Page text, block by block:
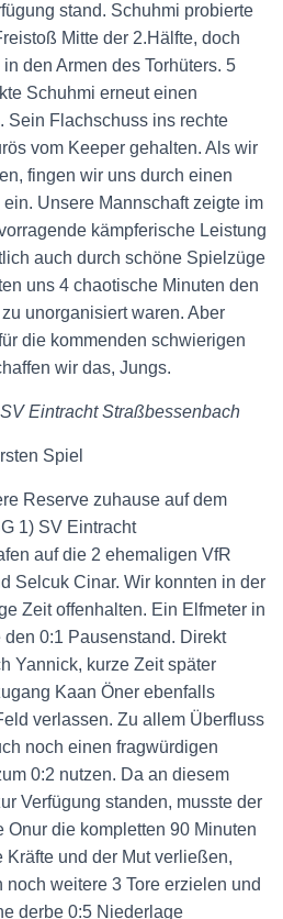
stand. Schuhmi probierte
Mitte der 2.Hälfte, doch
den Armen des Torhüters. 5
Schuhmi erneut einen
Sein Flachschuss ins rechte
vom Keeper gehalten. Als wir
fingen wir uns durch einen
Unsere Mannschaft zeigte im
kämpferische Leistung
auch durch schöne Spielzüge
uns 4 chaotische Minuten den
unorganisiert waren. Aber
die kommenden schwierigen
wir das, Jungs.
Eintracht Straßbessenbach
Spiel
Reserve zuhause auf dem
1) SV Eintracht
auf die 2 ehemaligen VfR
Selcuk Cinar. Wir konnten in der
Zeit offenhalten. Ein Elfmeter in
0:1 Pausenstand. Direkt
Yannick, kurze Zeit später
Kaan Öner ebenfalls
verlassen. Zu allem Überfluss
noch einen fragwürdigen
0:2 nutzen. Da an diesem
Verfügung standen, musste der
die kompletten 90 Minuten
und der Mut verließen,
weitere 3 Tore erzielen und
derbe 0:5 Niederlage